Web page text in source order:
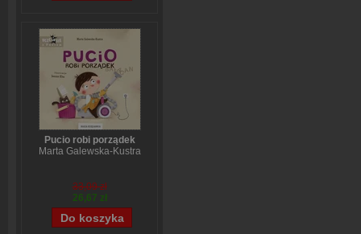
Pucio robi porządek
Marta Galewska-Kustra
33,09 zł
26,67 zł